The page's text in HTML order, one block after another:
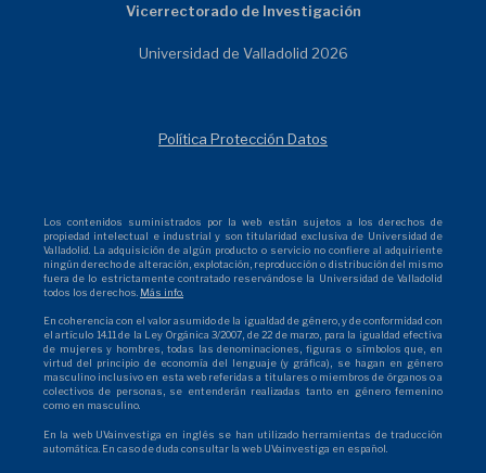
Vicerrectorado de Investigación
Universidad de Valladolid 2026
Política Protección Datos
Los contenidos suministrados por la web están sujetos a los derechos de
propiedad intelectual e industrial y son titularidad exclusiva de Universidad de
Valladolid. La adquisición de algún producto o servicio no confiere al adquiriente
ningún derecho de alteración, explotación, reproducción o distribución del mismo
fuera de lo estrictamente contratado reservándose la Universidad de Valladolid
todos los derechos. Más info.
En coherencia con el valor asumido de la igualdad de género, y de conformidad con
el artículo 14.11 de la Ley Orgánica 3/2007, de 22 de marzo, para la igualdad efectiva
de mujeres y hombres, todas las denominaciones, figuras o símbolos que, en
virtud del principio de economía del lenguaje (y gráfica), se hagan en género
masculino inclusivo en esta web referidas a titulares o miembros de órganos o a
colectivos de personas, se entenderán realizadas tanto en género femenino
como en masculino.
En la web UVainvestiga en inglés se han utilizado herramientas de traducción
automática. En caso de duda consultar la web UVainvestiga en español.